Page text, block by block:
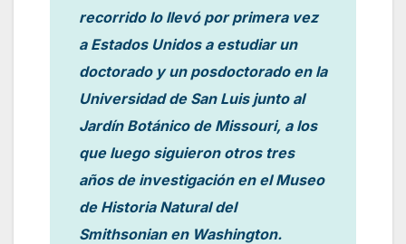
recorrido lo llevó por primera vez
a Estados Unidos a estudiar un
doctorado y un posdoctorado en la
Universidad de San Luis junto al
Jardín Botánico de Missouri, a los
que luego siguieron otros tres
años de investigación en el Museo
de Historia Natural del
Smithsonian en Washington.